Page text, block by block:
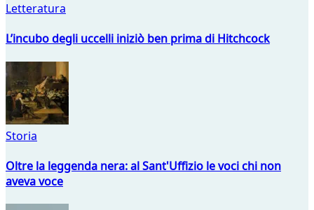
Letteratura
L’incubo degli uccelli iniziò ben prima di Hitchcock
Storia
Oltre la leggenda nera: al Sant'Uffizio le voci chi non
aveva voce